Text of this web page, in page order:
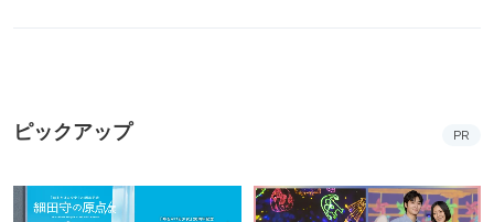
ピックアップ PR